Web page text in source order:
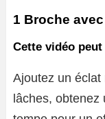
1 Broche
Cette vidéo
Ajoutez un
lâches,